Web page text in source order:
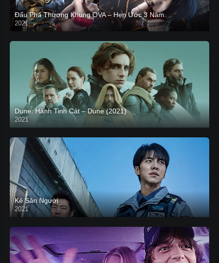
Đấu Phá Thương Khung OVA – Hẹn Ước 3 Năm
2021
Dune: Hành Tinh Cát – Dune (2021)
2021
HD VIETSUB
Kẻ Săn Người
2021